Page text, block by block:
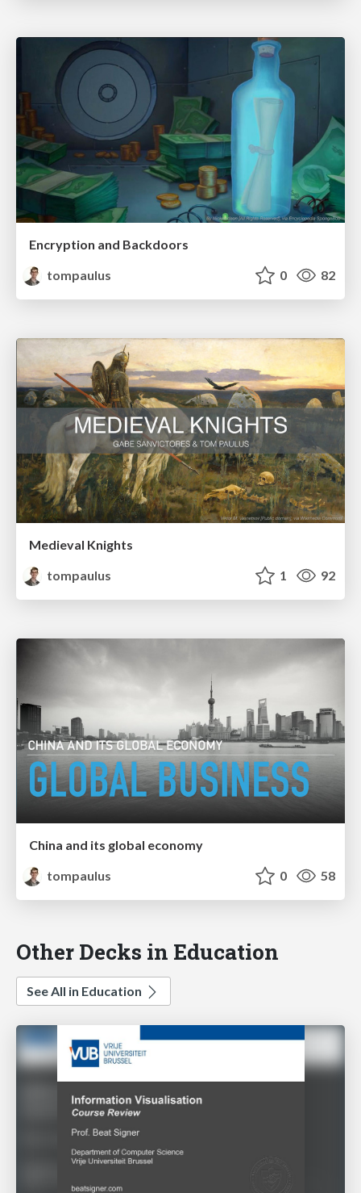
Encryption and Backdoors
tompaulus
0 82
Medieval Knights
tompaulus
1 92
China and its global economy
tompaulus
0 58
Other Decks in Education
See All in Education